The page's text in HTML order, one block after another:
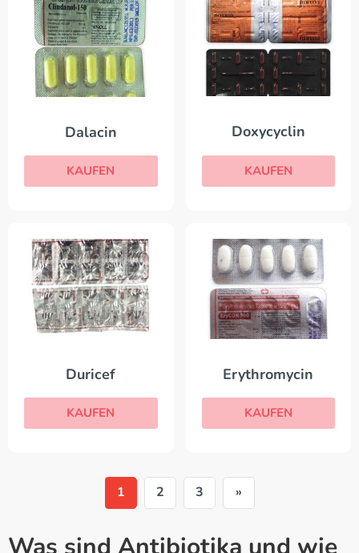
Dalacin
KAUFEN
Doxycyclin
KAUFEN
Duricef
KAUFEN
Erythromycin
KAUFEN
1 2 3 »